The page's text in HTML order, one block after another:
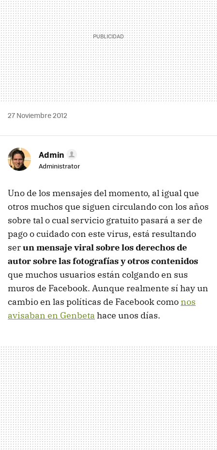
27 Noviembre 2012
Admin
Administrator
Uno de los mensajes del momento, al igual que
otros muchos que siguen circulando con los años
sobre tal o cual servicio gratuito pasará a ser de
pago o cuidado con este virus, está resultando
serun mensaje viral sobre los derechos de
autor sobre las fotografías y otros contenidos
que muchos usuarios están colgando en sus
muros de Facebook. Aunque realmente sí hay un
cambio en las políticas de Facebook como nos
avisaban en Genbeta hace unos días.